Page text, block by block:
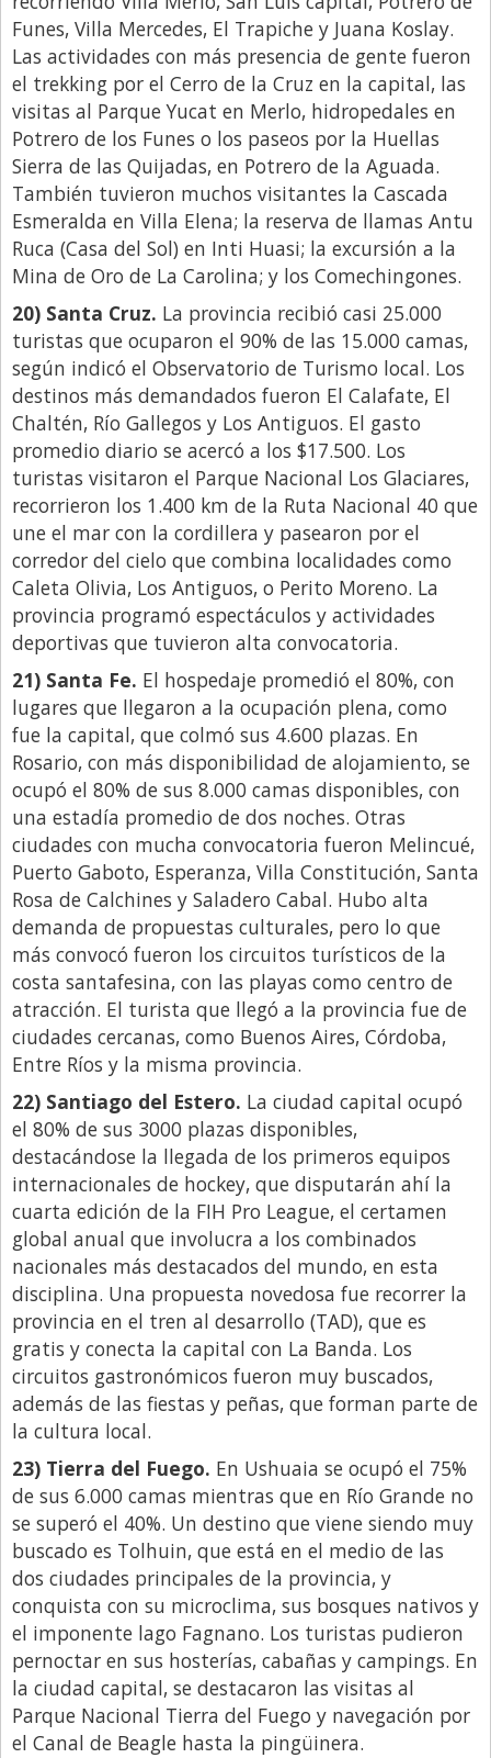
Funes, Villa Mercedes, El Trapiche y Juana Koslay.
Las actividades con más presencia de gente fueron
el trekking por el Cerro de la Cruz en la capital, las
visitas al Parque Yucat en Merlo, hidropedales en
Potrero de los Funes o los paseos por la Huellas
Sierra de las Quijadas, en Potrero de la Aguada.
También tuvieron muchos visitantes la Cascada
Esmeralda en Villa Elena; la reserva de llamas Antu
Ruca (Casa del Sol) en Inti Huasi; la excursión a la
Mina de Oro de La Carolina; y los Comechingones.
20) Santa Cruz. La provincia recibió casi 25.000
turistas que ocuparon el 90% de las 15.000 camas,
según indicó el Observatorio de Turismo local. Los
destinos más demandados fueron El Calafate, El
Chaltén, Río Gallegos y Los Antiguos. El gasto
promedio diario se acercó a los $17.500. Los
turistas visitaron el Parque Nacional Los Glaciares,
recorrieron los 1.400 km de la Ruta Nacional 40 que
une el mar con la cordillera y pasearon por el
corredor del cielo que combina localidades como
Caleta Olivia, Los Antiguos, o Perito Moreno. La
provincia programó espectáculos y actividades
deportivas que tuvieron alta convocatoria.
21) Santa Fe. El hospedaje promedió el 80%, con
lugares que llegaron a la ocupación plena, como
fue la capital, que colmó sus 4.600 plazas. En
Rosario, con más disponibilidad de alojamiento, se
ocupó el 80% de sus 8.000 camas disponibles, con
una estadía promedio de dos noches. Otras
ciudades con mucha convocatoria fueron Melincué,
Puerto Gaboto, Esperanza, Villa Constitución, Santa
Rosa de Calchines y Saladero Cabal. Hubo alta
demanda de propuestas culturales, pero lo que
más convocó fueron los circuitos turísticos de la
costa santafesina, con las playas como centro de
atracción. El turista que llegó a la provincia fue de
ciudades cercanas, como Buenos Aires, Córdoba,
Entre Ríos y la misma provincia.
22) Santiago del Estero. La ciudad capital ocupó
el 80% de sus 3000 plazas disponibles,
destacándose la llegada de los primeros equipos
internacionales de hockey, que disputarán ahí la
cuarta edición de la FIH Pro League, el certamen
global anual que involucra a los combinados
nacionales más destacados del mundo, en esta
disciplina. Una propuesta novedosa fue recorrer la
provincia en el tren al desarrollo (TAD), que es
gratis y conecta la capital con La Banda. Los
circuitos gastronómicos fueron muy buscados,
además de las fiestas y peñas, que forman parte de
la cultura local.
23) Tierra del Fuego. En Ushuaia se ocupó el 75%
de sus 6.000 camas mientras que en Río Grande no
se superó el 40%. Un destino que viene siendo muy
buscado es Tolhuin, que está en el medio de las
dos ciudades principales de la provincia, y
conquista con su microclima, sus bosques nativos y
el imponente lago Fagnano. Los turistas pudieron
pernoctar en sus hosterías, cabañas y campings. En
la ciudad capital, se destacaron las visitas al
Parque Nacional Tierra del Fuego y navegación por
el Canal de Beagle hasta la pingüinera.